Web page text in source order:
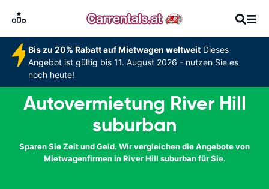
Bis zu 20% Rabatt auf Mietwagen weltweitDieses
Angebot ist gültig bis 11. August 2026 - nutzen Sie es
noch heute!
Autovermietung River Hill
suburban
Sparen Sie Zeit und Geld. Wir vergleichen die Angebote von
Mietwagenfirmen in River Hill suburban für Sie.